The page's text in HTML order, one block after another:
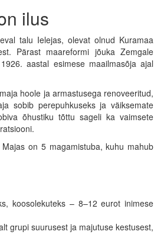
ilus
talu Ielejas, olevat olnud Kuramaa
Pärast maareformi jõuka Zemgale
aastal esimese maailmasõja ajal
hoole ja armastusega renoveeritud,
sobib perepuhkuseks ja väiksemate
õhustiku tõttu sageli ka vaimsete
on 5 magamistuba, kuhu mahub
koosolekuteks – 8–12 eurot inimese
grupi suurusest ja majutuse kestusest,